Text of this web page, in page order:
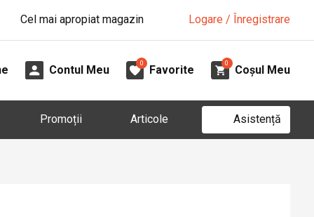
Cel mai apropiat magazin Logare / Înregistrare
Contul Meu
0
Favorite
0
Coșul Meu
Promoții Articole Asistență